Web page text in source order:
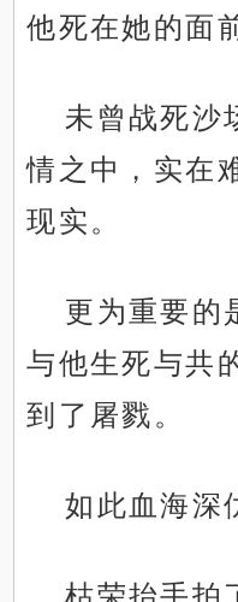
他死在她的面
未曾战死沙
情之中，实在
现实。
更为重要的
与他生死与共
到了屠戮。
如此血海深
枯荣抬手拍